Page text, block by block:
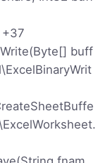
+37
buff